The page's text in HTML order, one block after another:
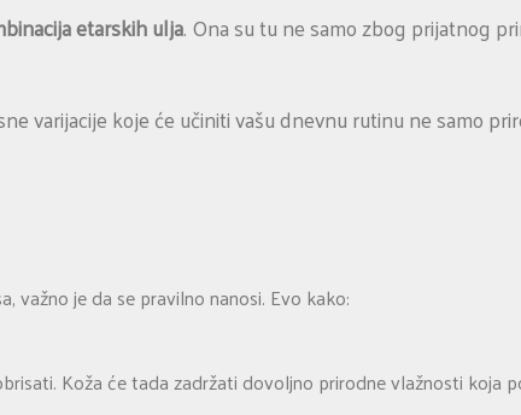
etarskih ulja. Ona su tu ne samo zbog prijatnog
varijacije koje će učiniti vašu dnevnu rutinu ne samo
važno je da se pravilno nanosi. Evo kako:
Koža će tada zadržati dovoljno prirodne vlažnosti koja